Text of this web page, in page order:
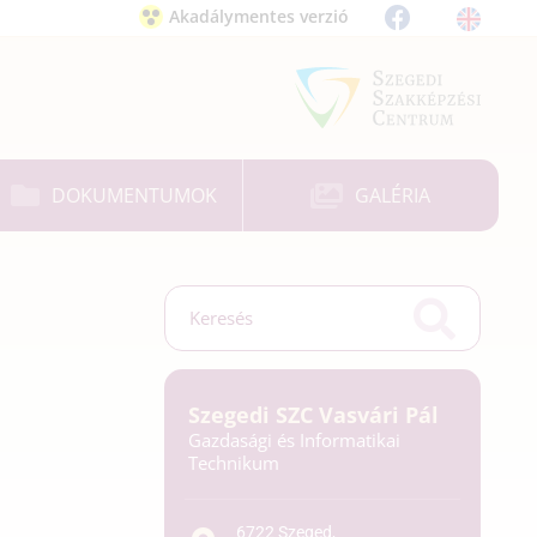
Akadálymentes verzió
DOKUMENTUMOK GALÉRIA
Szegedi SZC Vasvári Pál
Gazdasági és Informatikai
Technikum
6722 Szeged,